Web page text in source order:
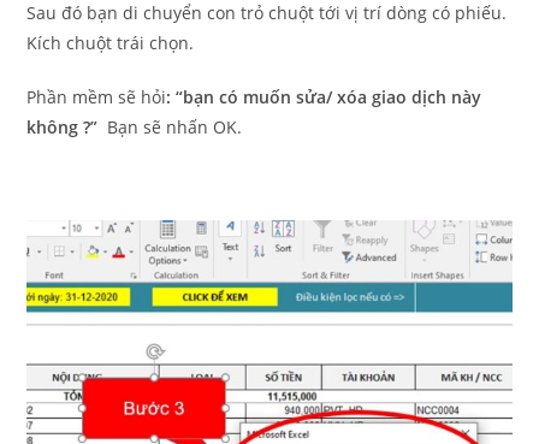
Sau đó bạn di chuyển con trỏ chuột tới vị trí dòng có phiếu.
Kích chuột trái chọn.
Phần mềm sẽ hỏi: “bạn có muốn sửa/ xóa giao dịch này
không ?” Bạn sẽ nhấn OK.